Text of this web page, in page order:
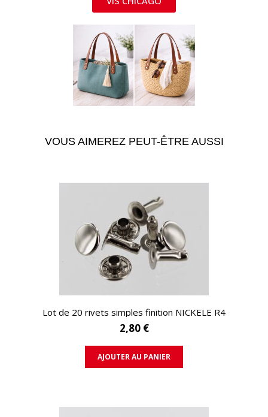
VOUS AIMEREZ PEUT-ÊTRE AUSSI
APERÇU RAPIDE
Lot de 20 rivets simples finition NICKELE R4
2,80 €
AJOUTER AU PANIER